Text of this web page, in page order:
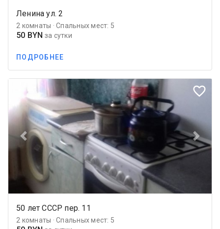
Ленина ул. 2
2 комнаты · Спальных мест: 5
50 BYN за сутки
ПОДРОБНЕЕ
favorite_border
Previous Next
50 лет СССР пер. 11
2 комнаты · Спальных мест: 5